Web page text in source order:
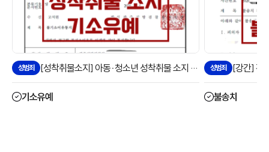
성범죄 [성착취물소지] 아동·청소년 성착취물 소지 기소유예 사례
기소유예
성범죄 [강간] 강
불송치